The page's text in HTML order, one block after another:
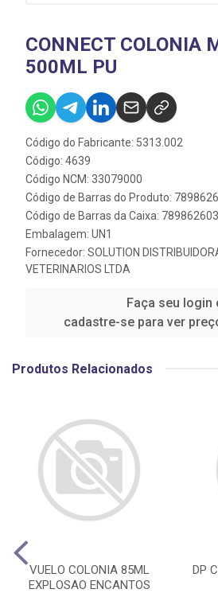
CONNECT COLONIA
500ML PU
Código do Fabricante: 5313.002
Código: 4639
Código NCM: 33079000
Código de Barras do Produto:
Código de Barras da Caixa:
Embalagem: UN1
Fornecedor: SOLUTION
VETERINARIOS LTDA
Faça seu login
cadastre-se para ver
Produtos Relacionados
VUELO COLONIA 85ML
EXPLOSAO ENCANTOS
DP